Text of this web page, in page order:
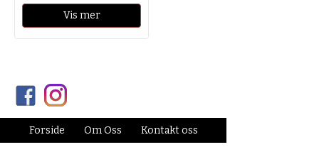
Vis mer
Forside Om Oss Kontakt oss